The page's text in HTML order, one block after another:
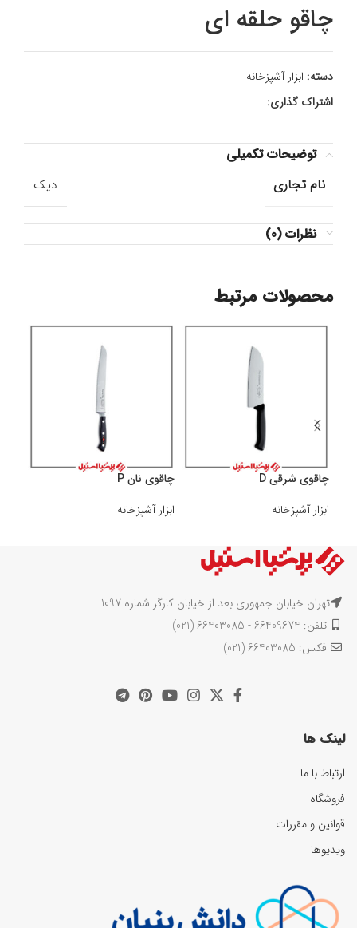
چاقو حلقه ای
دسته: ابزار آشپزخانه
اشتراک گذاری:
توضیحات تکمیلی
نام تجاری
دیک
نظرات (0)
محصولات مرتبط
چاقوی شرقی D
ابزار آشپزخانه
چاقوی نان P
ابزار آشپزخانه
تهران خیابان جمهوری بعد از خیابان کارگر شماره 1097
تلفن: 66409674 - 66403085 (021)
فکس: 66403085 (021)
لینک ها
ارتباط با ما
فروشگاه
قوانین و مقررات
ویدیوها